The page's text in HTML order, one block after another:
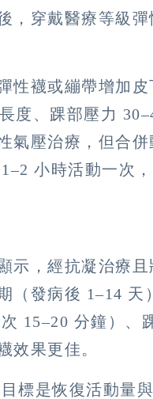
，穿戴醫療等級
性襪或繃帶增加
度、踝部壓力
氣壓治療，但合
小時活動一次
示，經抗凝治療
（發病後 1–14 天
15–20 分鐘）、
效果更佳。
標是恢復活動量